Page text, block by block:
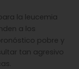
la leucemia
a los
pobre y
tan agresivo